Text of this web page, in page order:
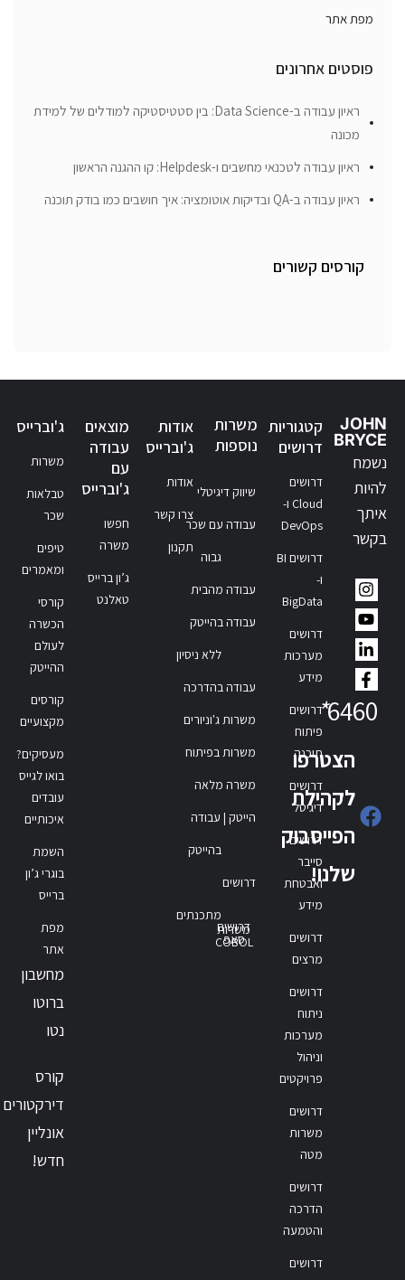
מפת אתר
פוסטים אחרונים
ראיון עבודה ב-Data Science: בין סטטיסטיקה למודלים של למידת
מכונה
ראיון עבודה לטכנאי מחשבים ו-Helpdesk: קו ההגנה הראשון
ראיון עבודה ב-QA ובדיקות אוטומציה: איך חושבים כמו בודק תוכנה
קורסים קשורים
JOHN
BRYCE
נשמח
להיות
איתך
בקשר
6460
*
הצטרפו
לקהילת
הפייסבוק
שלנו!
קטגוריות
דרושים
דרושים
Cloud ו-
DevOps
דרושים BI
ו-
BigData
דרושים
מערכות
מידע
דרושים
פיתוח
תוכנה
דרושים
דיגיטל
דרושים
סייבר
ואבטחת
מידע
דרושים
מרצים
דרושים
ניתוח
מערכות
וניהול
פרויקטים
דרושים
משרות
מטה
דרושים
הדרכה
והטמעה
דרושים
משרות
נוספות
שיווק דיגיטלי
עבודה עם שכר
גבוה
עבודה מהבית
עבודה בהייטק
ללא ניסיון
עבודה בהדרכה
משרות ג'וניורים
משרות בפיתוח
משרה מלאה
הייטק | עבודה
בהייטק
דרושים
מתכנתים
דרושים
סאפ
משרות
COBOL
אודות
ג'וברייס
אודות
צרו קשר
תקנון
מוצאים
עבודה
עם
ג'וברייס
חפשו
משרה
ג’ון ברייס
טאלנט
ג'וברייס
משרות
טבלאות
שכר
טיפים
ומאמרים
קורסי
הכשרה
לעולם
ההייטק
קורסים
מקצועיים
מעסיקים?
בואו לגייס
עובדים
איכותיים
השמת
בוגרי ג’ון
ברייס
מפת
אתר
מחשבון
ברוטו
נטו
קורס
דירקטורים
אונליין
חדש!